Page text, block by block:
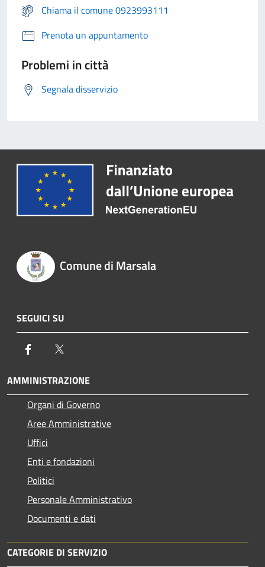
Chiama il comune 0923993111
Prenota un appuntamento
Problemi in città
Segnala disservizio
Comune di Marsala
SEGUICI SU
Facebook
AMMINISTRAZIONE
Organi di Governo
Aree Amministrative
Uffici
Enti e fondazioni
Politici
Personale Amministrativo
Documenti e dati
CATEGORIE DI SERVIZIO